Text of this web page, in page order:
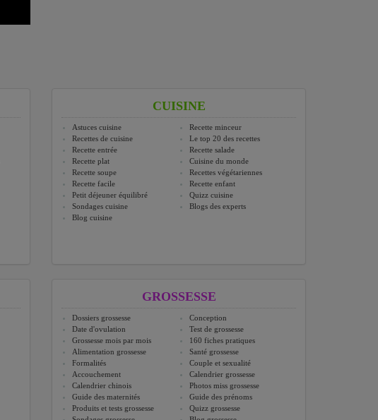
CUISINE
Astuces cuisine
Recette minceur
Recettes de cuisine
Le top 20 des recettes
Recette entrée
Recette salade
Recette plat
Cuisine du monde
Recette soupe
Recettes végétariennes
Recette facile
Recette enfant
Petit déjeuner équilibré
Quizz cuisine
Sondages cuisine
Blogs des experts
Blog cuisine
GROSSESSE
Dossiers grossesse
Conception
Date d'ovulation
Test de grossesse
Grossesse mois par mois
160 fiches pratiques
Alimentation grossesse
Santé grossesse
Formalités
Couple et sexualité
Accouchement
Calendrier grossesse
Calendrier chinois
Photos miss grossesse
Guide des maternités
Guide des prénoms
Produits et tests grossesse
Quizz grossesse